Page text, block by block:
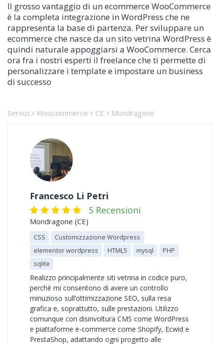
Il grosso vantaggio di un ecommerce WooCommerce
è la completa integrazione in WordPress che ne
rappresenta la base di partenza. Per sviluppare un
ecommerce che nasce da un sito vetrina WordPress è
quindi naturale appoggiarsi a WooCommerce. Cerca
ora fra i nostri esperti il freelance che ti permette di
personalizzare i template e impostare un business
di successo
Servizi Woocommerce CE Mondragone
Francesco Li Petri
5 Recensioni
Mondragone (CE)
CSS
Customizzazione Wordpress
elementor wordpress
HTML5 mysql
PHP
sqlite
Realizzo principalmente siti vetrina in codice puro,
perché mi consentono di avere un controllo
minuzioso sull’ottimizzazione SEO, sulla resa
grafica e, soprattutto, sulle prestazioni. Utilizzo
comunque con disinvoltura CMS come WordPress
e piattaforme e-commerce come Shopify, Ecwid e
PrestaShop, adattando ogni progetto alle